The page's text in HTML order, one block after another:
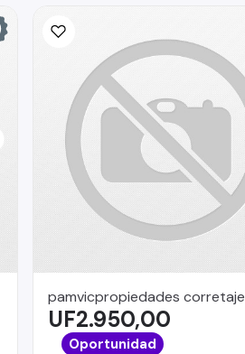
pamvicpropiedades corretaje
UF2.950,00
Oportunidad